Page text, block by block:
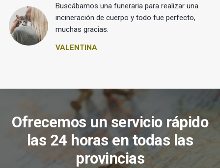
Buscábamos una funeraria para realizar una
incineración de cuerpo y todo fue perfecto,
muchas gracias.
VALENTINA
Ofrecemos un servicio rápido
las 24 horas en todas las
provincias